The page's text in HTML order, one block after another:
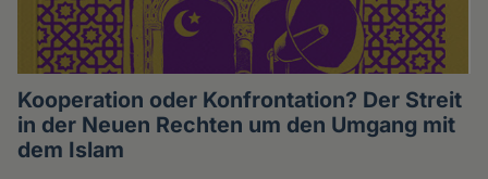
Kooperation oder Konfrontation? Der Streit
in der Neuen Rechten um den Umgang mit
dem Islam